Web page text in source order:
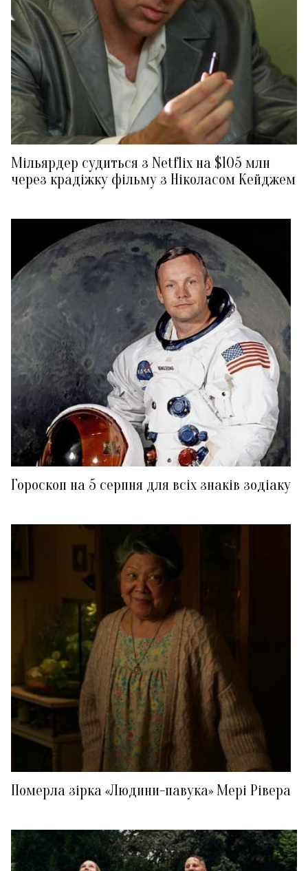
Мільярдер судиться з Netflix на $105 млн
через крадіжку фільму з Ніколасом Кейджем
Гороскоп на 5 серпня для всіх знаків зодіаку
Померла зірка «Людини-павука» Мері Рівера